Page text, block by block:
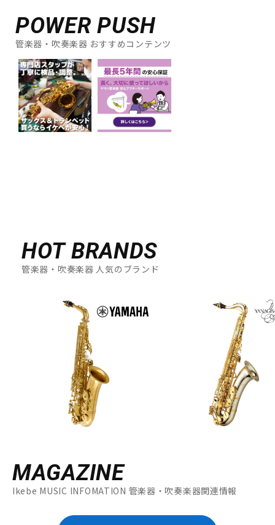
POWER PUSH
管楽器・吹奏楽器 おすすめコンテンツ
HOT BRANDS
管楽器・吹奏楽器 人気のブランド
MAGAZINE
Ikebe MUSIC INFOMATION 管楽器・吹奏楽器関連情報